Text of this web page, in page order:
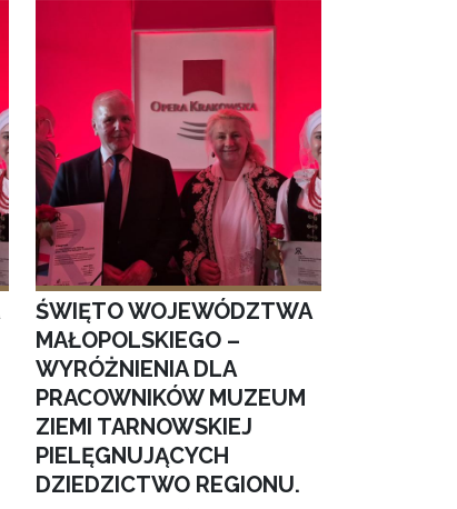
ŚWIĘTO WOJEWÓDZTWA
MAŁOPOLSKIEGO –
WYRÓŻNIENIA DLA
PRACOWNIKÓW MUZEUM
ZIEMI TARNOWSKIEJ
PIELĘGNUJĄCYCH
DZIEDZICTWO REGIONU.